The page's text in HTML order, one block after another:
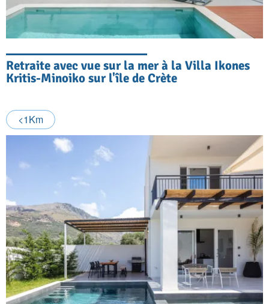
Retraite avec vue sur la mer à la Villa Ikones
Kritis-Minoiko sur l'île de Crète
<1Km